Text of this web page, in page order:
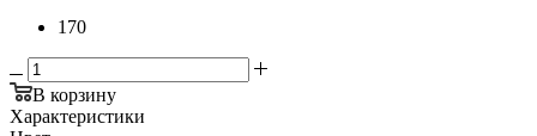
170
В корзину
Характеристики